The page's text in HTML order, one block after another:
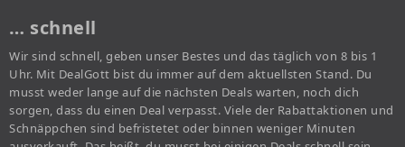
… schnell
Wir sind schnell, geben unser Bestes und das täglich von 8 bis 1
Uhr. Mit DealGott bist du immer auf dem aktuellsten Stand. Du
musst weder lange auf die nächsten Deals warten, noch dich
sorgen, dass du einen Deal verpasst. Viele der Rabattaktionen und
Schnäppchen sind befristetet oder binnen weniger Minuten